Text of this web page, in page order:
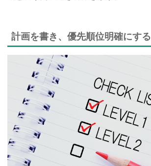
計画を書き、優先順位明確にする